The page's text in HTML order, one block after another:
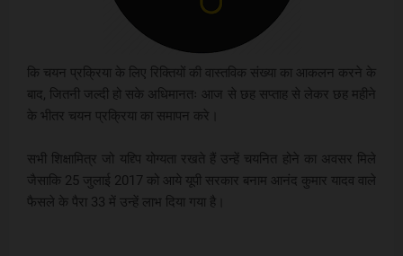
कि चयन प्रक्रिया के लिए रिक्तियों की वास्तविक संख्या का आकलन करने के
बाद, जितनी जल्दी हो सके अधिमानतः आज से छह सप्ताह से लेकर छह महीने
के भीतर चयन प्रक्रिया का समापन करे।
सभी शिक्षामित्र जो यद्द्पि योग्यता रखते हैं उन्हें चयनित होने का अवसर मिले
जैसाकि 25 जुलाई 2017 को आये यूपी सरकार बनाम आनंद कुमार यादव वाले
फैसले के पैरा 33 में उन्हें लाभ दिया गया है।